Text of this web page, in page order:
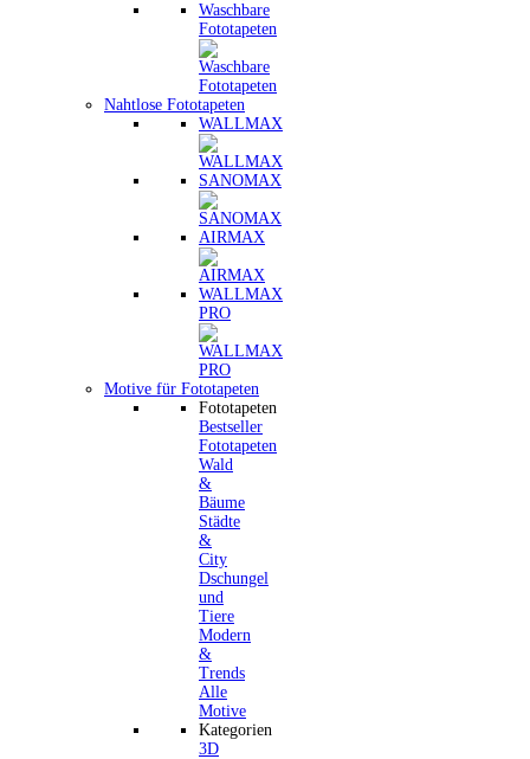
Waschbare
Fototapeten
Nahtlose Fototapeten
WALLMAX
SANOMAX
AIRMAX
WALLMAX
PRO
Motive für Fototapeten
Fototapeten
Bestseller
Fototapeten
Wald
&
Bäume
Städte
&
City
Dschungel
und
Tiere
Modern
&
Trends
Alle
Motive
Kategorien
3D